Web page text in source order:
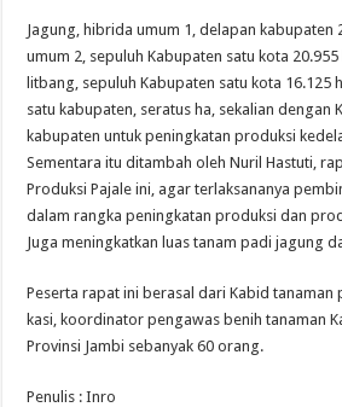
Jagung, hibrida umum 1, delapan kabupaten
umum 2, sepuluh Kabupaten satu kota
litbang, sepuluh Kabupaten satu kota 16.125
satu kabupaten, seratus ha, sekalian dengan
kabupaten untuk peningkatan produksi
Sementara itu ditambah oleh Nuril Hastuti,
Produksi Pajale ini, agar terlaksananya
dalam rangka peningkatan produksi dan
Juga meningkatkan luas tanam padi jagung
Peserta rapat ini berasal dari Kabid tanaman
kasi, koordinator pengawas benih tanaman
Provinsi Jambi sebanyak 60 orang.
Penulis : Inro